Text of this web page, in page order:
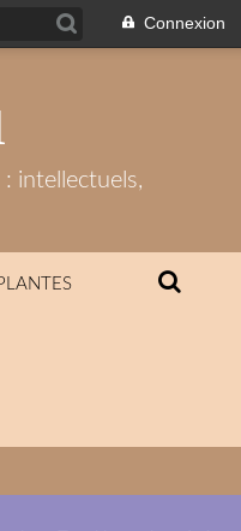
Connexion
intellectuels,